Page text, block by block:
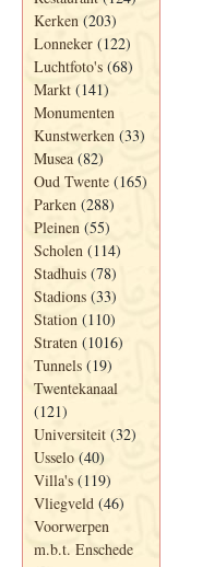
Kerken (203)
Lonneker (122)
Luchtfoto's (68)
Markt (141)
Monumenten
Kunstwerken (33)
Musea (82)
Oud Twente (165)
Parken (288)
Pleinen (55)
Scholen (114)
Stadhuis (78)
Stadions (33)
Station (110)
Straten (1016)
Tunnels (19)
Twentekanaal
(121)
Universiteit (32)
Usselo (40)
Villa's (119)
Vliegveld (46)
Voorwerpen
m.b.t. Enschede